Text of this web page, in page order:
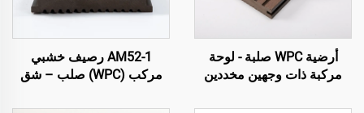
أرضية WPC صلبة - لوحة
مركبة ذات وجهين مخددين
AM52-1 رصيف خشبي
مركب (WPC) صلب – شق